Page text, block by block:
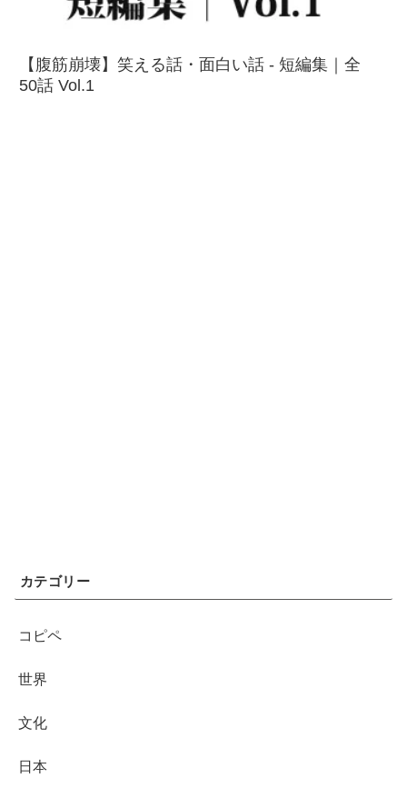
【腹筋崩壊】笑える話・面白い話 - 短編集｜全
50話 Vol.1
カテゴリー
コピペ
世界
文化
日本